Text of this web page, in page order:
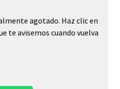
agotado. Haz clic en
te avisemos cuando vuelva